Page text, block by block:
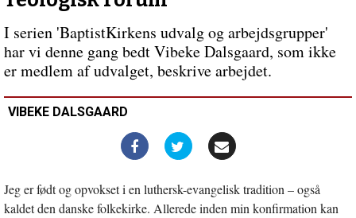
sygelig-
aparte
I serien 'BaptistKirkens udvalg og arbejdsgrupper'
har vi denne gang bedt Vibeke Dalsgaard, som ikke
er medlem af udvalget, beskrive arbejdet.
VIBEKE DALSGAARD
Jeg er født og opvokset i en luthersk-evangelisk tradition – også
kaldet den danske folkekirke. Allerede inden min konfirmation kan